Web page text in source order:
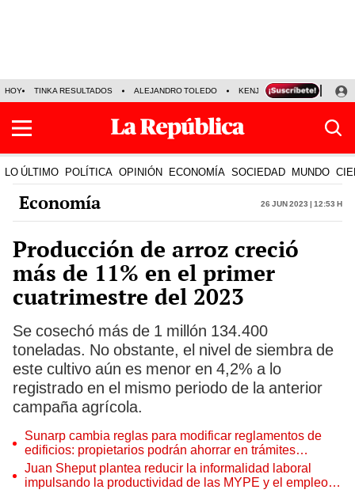
HOY TINKA RESULTADOS ALEJANDRO TOLEDO KENJI FUJIMORI
LO ÚLTIMO POLÍTICA OPINIÓN ECONOMÍA SOCIEDAD MUNDO
Economía 26 Jun 2023 | 12:53 h
Producción de arroz creció
más de 11% en el primer
cuatrimestre del 2023
Se cosechó más de 1 millón 134.400
toneladas. No obstante, el nivel de siembra de
este cultivo aún es menor en 4,2% a lo
registrado en el mismo periodo de la anterior
campaña agrícola.
Sunarp cambia reglas para modificar reglamentos de
edificios: propietarios podrán ahorrar en trámites
notariales
Juan Sheput plantea reducir la informalidad laboral
impulsando la productividad de las MYPE y el empleo